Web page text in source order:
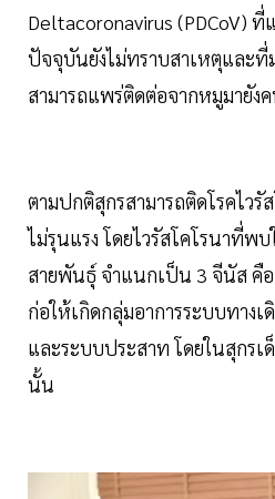
Deltacoronavirus (PDCoV)
ปัจจุบันยังไม่ทราบสาเหตุและที่
สามารถแพร่ติดต่อจากหมูมายัง
ตามปกติสุกรสามารถติดโรคไวรั
ไม่รุนแรง โดยไวรัสโคโรนาที่พ
สายพันธุ์ จำแนกเป็น 3 จีนัส คื
ก่อให้เกิดกลุ่มอาการระบบทางเ
และระบบประสาท โดยในสุกรเ
นั้น